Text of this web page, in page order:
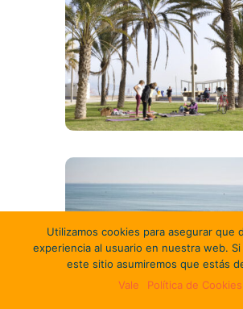
Utilizamos cookies para asegurar que
experiencia al usuario en nuestra web.
este sitio asumiremos que estás
Vale
Política de Cookies